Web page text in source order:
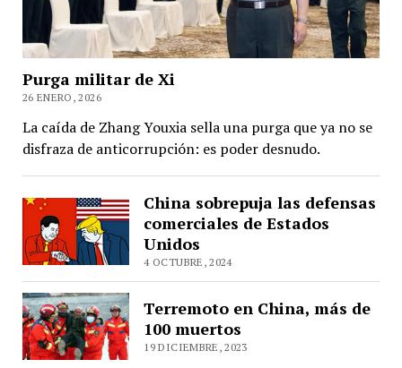
Purga militar de Xi
26 ENERO, 2026
La caída de Zhang Youxia sella una purga que ya no se
disfraza de anticorrupción: es poder desnudo.
China sobrepuja las defensas
comerciales de Estados
Unidos
4 OCTUBRE, 2024
Terremoto en China, más de
100 muertos
19 DICIEMBRE, 2023